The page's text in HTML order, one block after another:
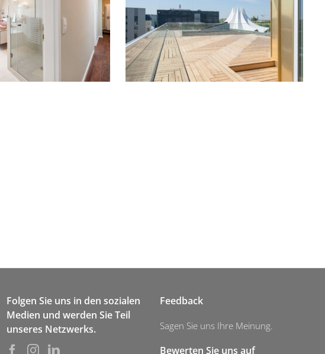
Folgen Sie uns in den sozialen
Medien und werden Sie Teil
unseres Netzwerks.
Feedback
Sagen Sie uns Ihre Meinung.
Bewerten Sie uns auf